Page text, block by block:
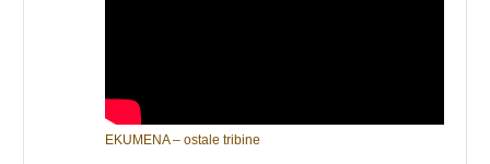
EKUMENA – ostale tribine